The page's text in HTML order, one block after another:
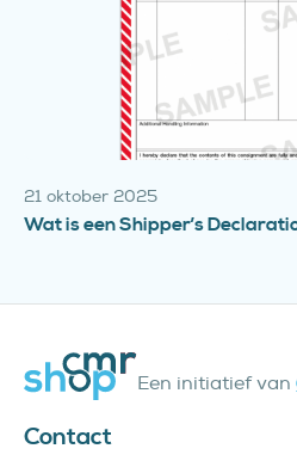
21 oktober 2025
Wat is een Shipper’s
Een initiatief van
Contact